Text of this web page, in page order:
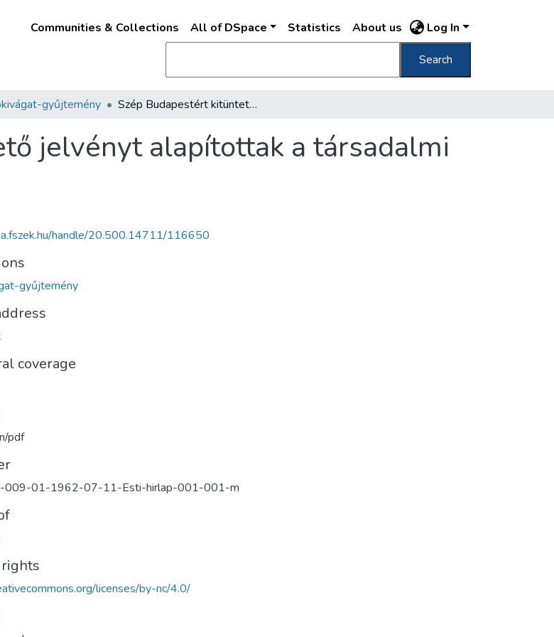
Communities & Collections All of DSpace Statistics About us Log In
Search
gyűjtemény Szép Budapestért kitüntető jelvényt alapítottak a társadalmi munka elismerésére
jelvényt alapítottak a társadalmi
handle/20.500.14711/116650
gyűjtemény
coverage
pdf
01-1962-07-11-Esti-hirlap-001-001-m
licenses/by-nc/4.0/